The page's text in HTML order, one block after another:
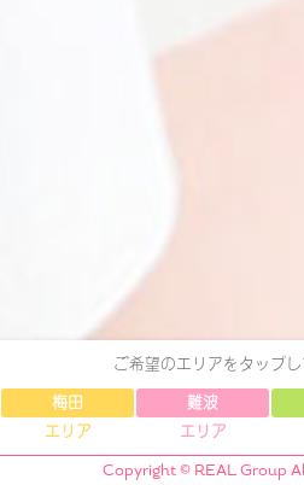
ご希望のエリアをタップ
梅田
エリア
難波
エリア
Copyright © REAL Group